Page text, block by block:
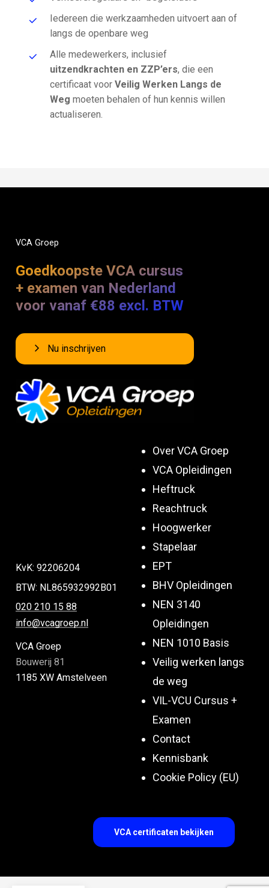
Iedereen die werkzaamheden uitvoert aan of
langs de openbare weg
Alle medewerkers, inclusief
uitzendkrachten en ZZP’ers, die een
certificaat voorVeilig Werken Langs de
Weg moeten behalen of hun kennis willen
actualiseren.
VCA Groep
Goedkoopste VCA cursus
+ examen van Nederland
voor vanaf €88 excl. BTW
Nu inschrijven
KvK: 92206204
BTW: NL865932992B01
020 210 15 88
info@vcagroep.nl
VCA Groep
Bouwerij 81
1185 XW Amstelveen
Over VCA Groep
VCA Opleidingen
Heftruck
Reachtruck
Hoogwerker
Stapelaar
EPT
BHV Opleidingen
NEN 3140
Opleidingen
NEN 1010 Basis
Veilig werken langs
de weg
VIL-VCU Cursus +
Examen
Contact
Kennisbank
Cookie Policy (EU)
VCA certificaten bekijken